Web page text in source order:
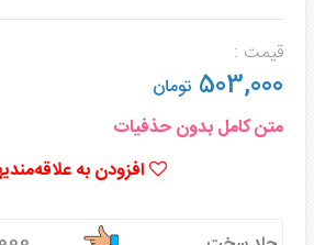
قیمت :
503,000 تومان
متن کامل بدون حذفیات
افزودن به